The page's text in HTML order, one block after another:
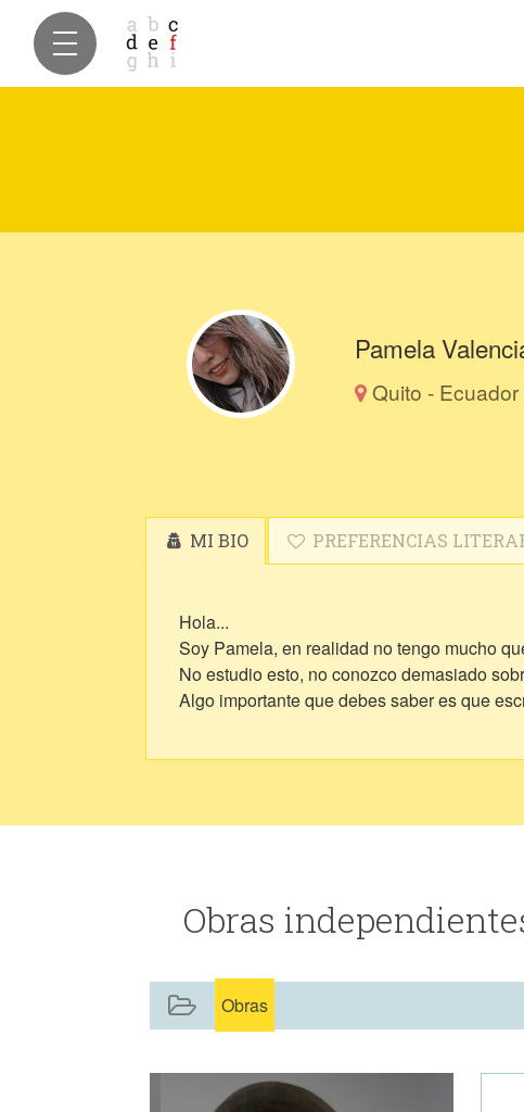
Pamela
Quito - Ecuador
MI BIO PREFERENCIAS
Hola...
Soy Pamela, en realidad no tengo mucho
No estudio esto, no conozco demasiado
Algo importante que debes saber es que
Obras
Obras